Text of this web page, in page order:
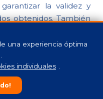
la validez y
obtenidos. También
gastos que son
que, debido a
ser estimados. Esto
una comprensión
dentro del ámbito
una experiencia óptima
individuales